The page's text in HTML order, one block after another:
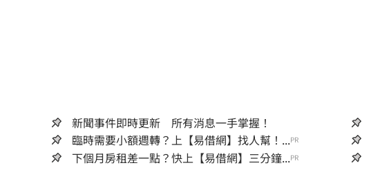
新聞事件即時更新 所有消息一手掌握！
臨時需要小額週轉？上【易借網】找人幫！...PR
下個月房租差一點？快上【易借網】三分鐘...PR